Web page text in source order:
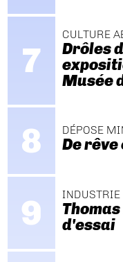
CULTURE
Drôles
Musée
DÉPOSE
De rêve
INDUSTRIE
d'essai